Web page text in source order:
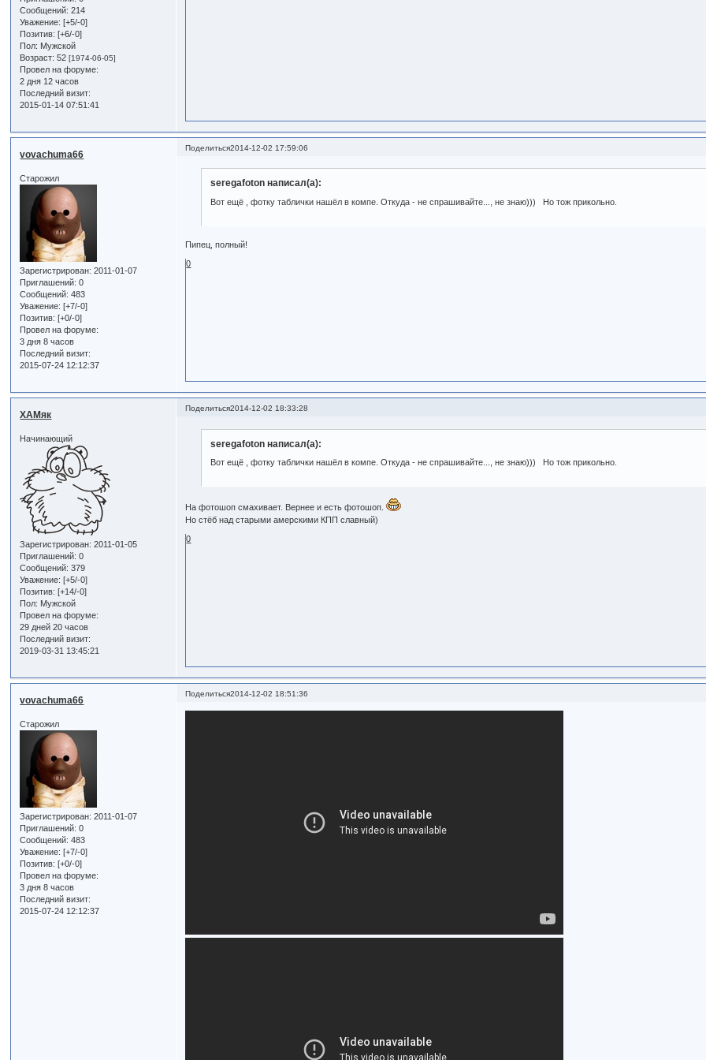
Сообщений: 214
Уважение: [+5/-0]
Позитив: [+6/-0]
Пол: Мужской
Возраст: 52[1974-06-05]
Провел на форуме:
2 дня 12 часов
Последний визит:
2015-01-14 07:51:41
Поделиться2014-12-02 17:59:06
vovachuma66
Старожил
Зарегистрирован: 2011-01-07
Приглашений: 0
Сообщений: 483
Уважение: [+7/-0]
Позитив: [+0/-0]
Провел на форуме:
3 дня 8 часов
Последний визит:
2015-07-24 12:12:37
seregafoton написал(а):
Вот ещё , фотку таблички нашёл в компе. Откуда - не спрашивайте..., не знаю))) Но тож прикольно.
Пипец, полный!
0
Поделиться2014-12-02 18:33:28
ХАМяк
Начинающий
Зарегистрирован: 2011-01-05
Приглашений: 0
Сообщений: 379
Уважение: [+5/-0]
Позитив: [+14/-0]
Пол: Мужской
Провел на форуме:
29 дней 20 часов
Последний визит:
2019-03-31 13:45:21
seregafoton написал(а):
Вот ещё , фотку таблички нашёл в компе. Откуда - не спрашивайте..., не знаю))) Но тож прикольно.
На фотошоп смахивает. Вернее и есть фотошоп.
Но стёб над старыми амерскими КПП славный)
0
Поделиться2014-12-02 18:51:36
vovachuma66
Старожил
Зарегистрирован: 2011-01-07
Приглашений: 0
Сообщений: 483
Уважение: [+7/-0]
Позитив: [+0/-0]
Провел на форуме:
3 дня 8 часов
Последний визит:
2015-07-24 12:12:37